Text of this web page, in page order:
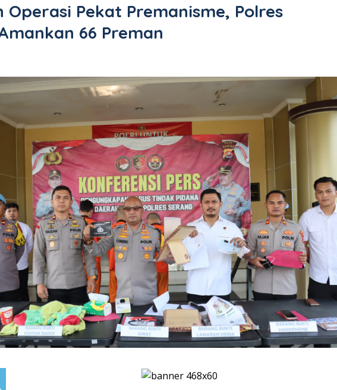
Operasi Pekat Premanisme, Polres
66 Preman